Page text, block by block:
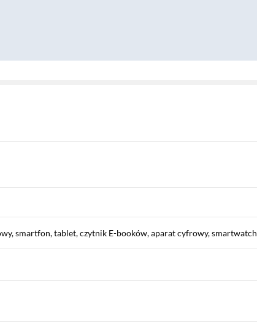
smartfon, tablet, czytnik E-booków, aparat cyfrowy, smartwatch